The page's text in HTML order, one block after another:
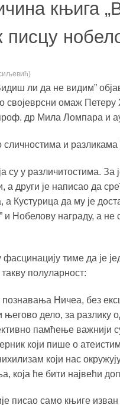
књига
писцу
ли да не видим”
својеврсни омаж
др Мила Ломпара и
и
су у различитостима. За
а други је написао да
а Кустурица да му је
и Нобелову награду, а
фасцинацију тиме да је
полуларност:
Ничеа, без
дело, за разлику
памћење важнији
који пише о
који нас
која ће бити највећи
писао само књиге